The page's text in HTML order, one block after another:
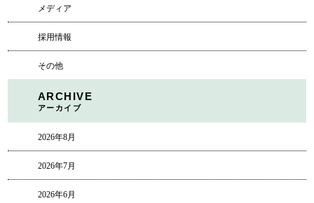
メディア
採用情報
その他
ARCHIVE
アーカイブ
2026年8月
2026年7月
2026年6月